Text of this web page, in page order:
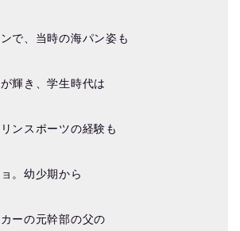
で、当時の海パン姿も
輝き、学生時代は
ンスポーツの経験も
。幼少期から
ーの元幹部の父の